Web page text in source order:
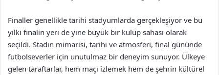
Finaller genellikle tarihi stadyumlarda gerçekleşiyor ve bu
yılki finalin yeri de yine büyük bir kulüp sahası olarak
seçildi. Stadın mimarisi, tarihi ve atmosferi, final gününde
futbolseverler için unutulmaz bir deneyim sunuyor. Ülkeye
gelen taraftarlar, hem maçı izlemek hem de şehrin kültürel